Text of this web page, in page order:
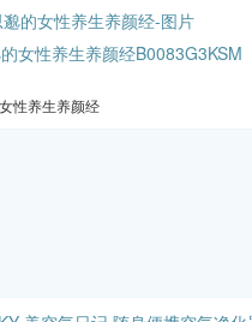
女性养生养颜经B0083G3KSM
性养生养颜经